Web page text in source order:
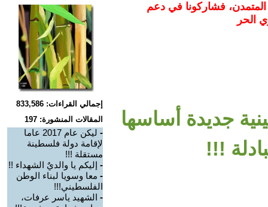
المتمدن، فشاركونا في دعم
الحر
جديدة أساسها
!!!
إجمالي القراءات: 833,586
المقالات المنشورة: 197
-
ليكن عام 2017 عاما
لإقامة دولة فلسطينة
مستقلة !!!
- إليكم يا والديٌ الشهداء !!
- معا وسويا لبناء الوطن
الفلسطيني!!!
- الشهيد ياسر عرفات،